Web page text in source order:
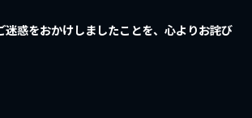
惑をおかけしましたことを、 心よりお詫び